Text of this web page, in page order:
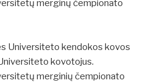
merginų čempionato
Universiteto kendokos kovos
kovotojus.
merginių čempionato